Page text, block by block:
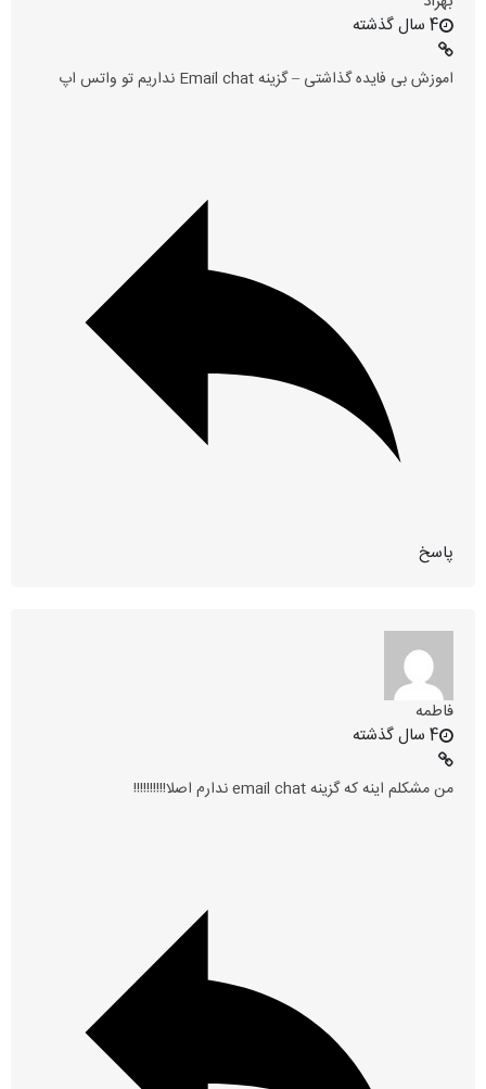
4 سال گذشته
اموزش بی فایده گذاشتی – گزینه Email chat نداریم تو واتس اپ
پاسخ
فاطمه
4 سال گذشته
من مشکلم اینه که گزینه email chat ندارم اصلا!!!!!!!!!!